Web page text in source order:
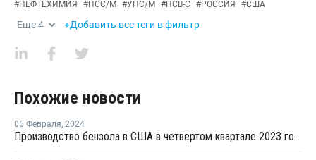
#НЕФТЕХИМИЯ #ПСС/М #УПС/М #ПСВ-С #РОССИЯ #США
Еще4 +Добавить все теги в фильтр
Похожие новости
05 Февраля, 2024
Производство бензола в США в четвертом квартале 2023 года выросло